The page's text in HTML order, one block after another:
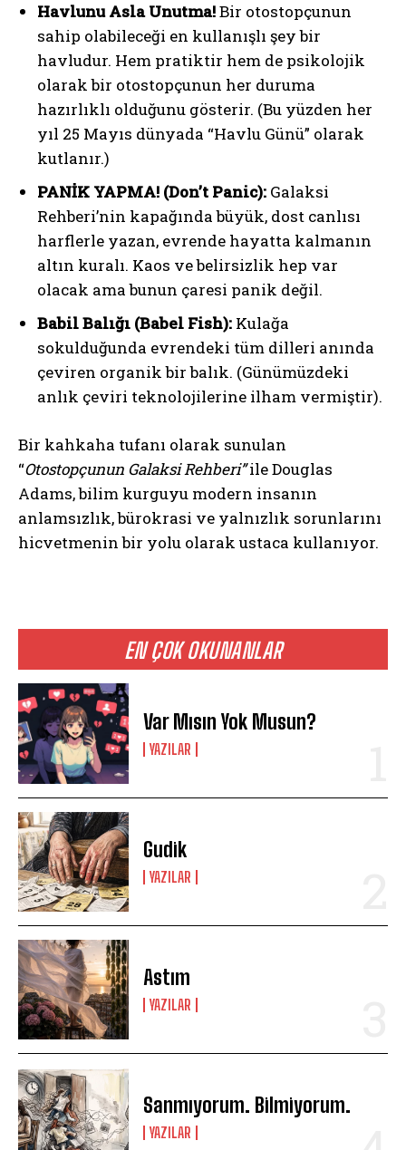
EN ÇOK OKUNANLAR
Var Mısın Yok Musun?
YAZILAR
Gudik
YAZILAR
Astım
YAZILAR
Sanmıyorum. Bilmiyorum.
YAZILAR
Havlunu Asla Unutma!Bir otostopçunun
sahip olabileceği en kullanışlı şey bir
havludur. Hem pratiktir hem de psikolojik
olarak bir otostopçunun her duruma
hazırlıklı olduğunu gösterir. (Bu yüzden her
yıl 25 Mayıs dünyada “Havlu Günü” olarak
kutlanır.)
PANİK YAPMA! (Don’t Panic): Galaksi
Rehberi’nin kapağında büyük, dost canlısı
harflerle yazan, evrende hayatta kalmanın
altın kuralı. Kaos ve belirsizlik hep var
olacak ama bunun çaresi panik değil.
Babil Balığı (Babel Fish): Kulağa
sokulduğunda evrendeki tüm dilleri anında
çeviren organik bir balık. (Günümüzdeki
anlık çeviri teknolojilerine ilham vermiştir).
Bir kahkaha tufanı olarak sunulan
“Otostopçunun Galaksi Rehberi”ileDouglas
Adams, bilim kurguyu modern insanın
anlamsızlık, bürokrasi ve yalnızlık sorunlarını
hicvetmenin bir yolu olarak ustaca kullanıyor.